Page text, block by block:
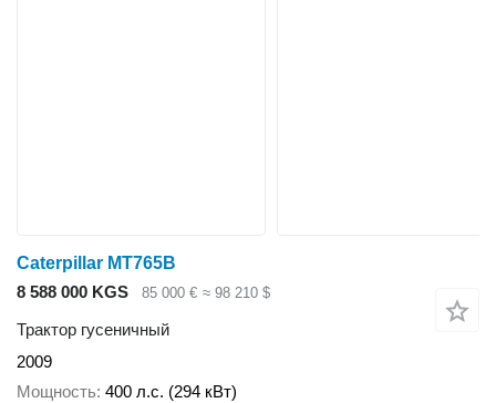
Caterpillar MT765B
8 588 000 KGS
85 000 € ≈ 98 210 $
Трактор гусеничный
2009
Мощность 400 л.с. (294 кВт)